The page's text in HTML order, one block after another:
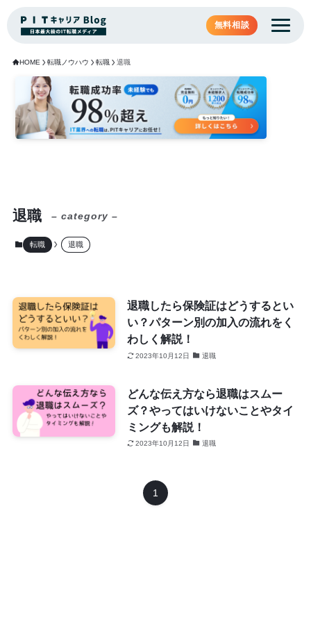
無料相談
HOME 転職ノウハウ 転職 退職
退職 – category –
転職 退職
退職したら保険証はどうするとい
い？パターン別の加入の流れをく
わしく解説！
2023年10月12日 退職
どんな伝え方なら退職はスムー
ズ？やってはいけないことやタイ
ミングも解説！
2023年10月12日 退職
1